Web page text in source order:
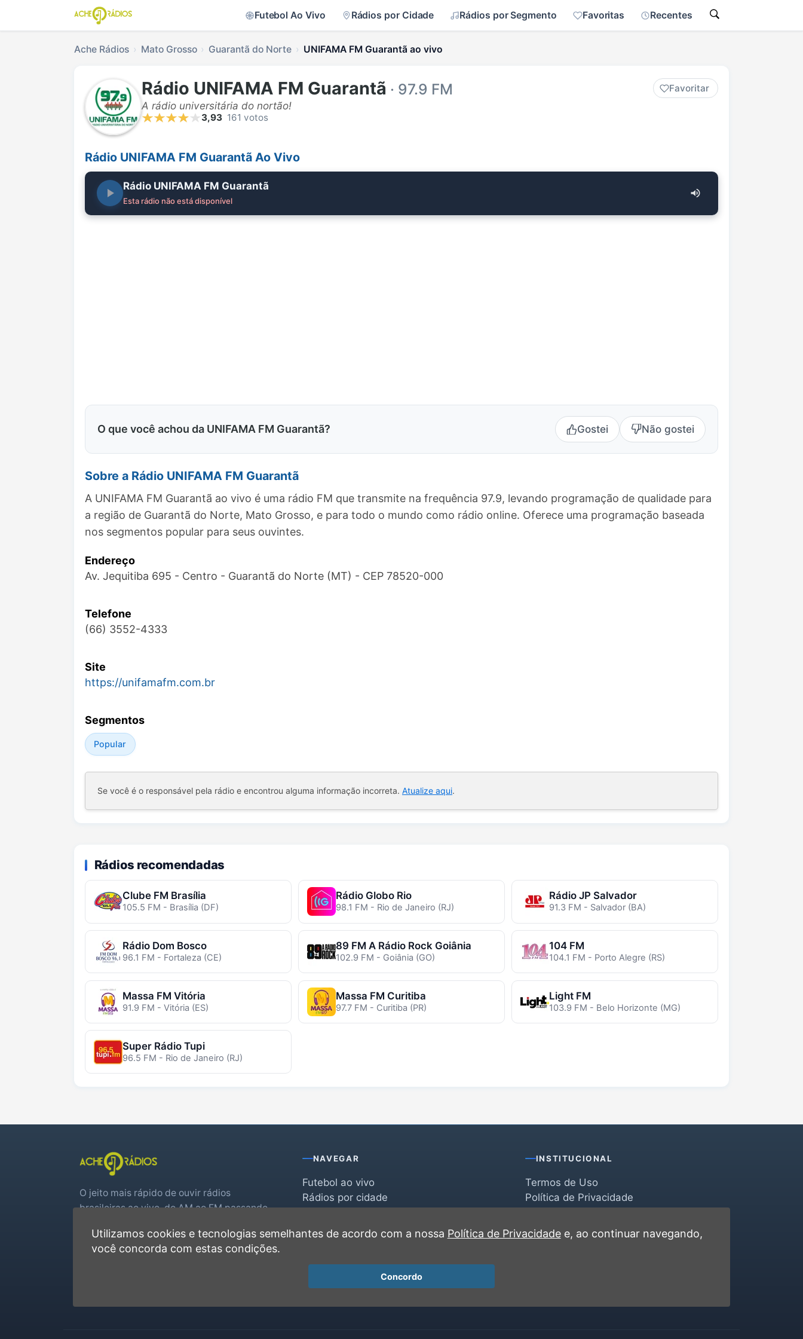
Futebol Ao Vivo Rádios por Cidade Rádios por Segmento Favoritas Recentes
Ache Rádios Mato Grosso Guarantã do Norte UNIFAMA FM Guarantã ao vivo
Rádio UNIFAMA FM Guarantã · 97.9 FM
A rádio universitária do nortão!
Favoritar
3,93 161 votos
Rádio UNIFAMA FM Guarantã Ao Vivo
Rádio UNIFAMA FM Guarantã
Esta rádio não está disponível
O que você achou da UNIFAMA FM Guarantã? Gostei Não gostei
Sobre a Rádio UNIFAMA FM Guarantã
A UNIFAMA FM Guarantã ao vivo é uma rádio FM que transmite na frequência 97.9, levando programação de qualidade para
a região de Guarantã do Norte, Mato Grosso, e para todo o mundo como rádio online. Oferece uma programação baseada
nos segmentos popular para seus ouvintes.
Endereço
Av. Jequitiba 695 - Centro - Guarantã do Norte (MT) - CEP 78520-000
Telefone
(66) 3552-4333
Site
https://unifamafm.com.br
Segmentos
Popular
Se você é o responsável pela rádio e encontrou alguma informação incorreta. Atualize aqui.
Rádios recomendadas
Clube FM Brasília
105.5 FM - Brasília (DF)
Rádio Globo Rio
98.1 FM - Rio de Janeiro (RJ)
Rádio JP Salvador
91.3 FM - Salvador (BA)
Rádio Dom Bosco
96.1 FM - Fortaleza (CE)
89 FM A Rádio Rock Goiânia
102.9 FM - Goiânia (GO)
104 FM
104.1 FM - Porto Alegre (RS)
Massa FM Vitória
91.9 FM - Vitória (ES)
Massa FM Curitiba
97.7 FM - Curitiba (PR)
Light FM
103.9 FM - Belo Horizonte (MG)
Super Rádio Tupi
96.5 FM - Rio de Janeiro (RJ)
O jeito mais rápido de ouvir rádios
brasileiras ao vivo, do AM ao FM passando
real.
NAVEGAR
Futebol ao vivo
Rádios por cidade
Favoritas
INSTITUCIONAL
Termos de Uso
Política de Privacidade
Contato
Utilizamos cookies e tecnologias semelhantes de acordo com a nossa Política de Privacidadee, ao continuar navegando,
você concorda com estas condições.
Concordo